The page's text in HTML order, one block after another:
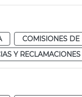
COMISIONES DE
Y RECLAMACIONES